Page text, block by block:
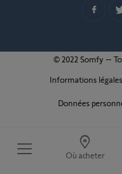
Où acheter
© 2022 Somfy –
Informations légales
Données